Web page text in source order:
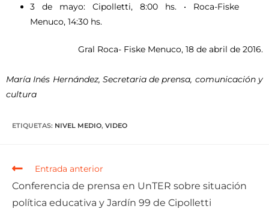
3 de mayo: Cipolletti, 8:00 hs. • Roca-Fiske
Menuco, 14:30 hs.
Gral Roca- Fiske Menuco, 18 de abril de 2016.
María Inés Hernández, Secretaria de prensa, comunicación y
cultura
ETIQUETAS: NIVEL MEDIO, VIDEO
Entrada anterior
Conferencia de prensa en UnTER sobre situación
política educativa y Jardín 99 de Cipolletti